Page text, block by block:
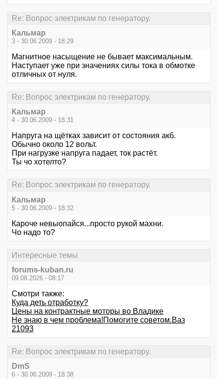
Re: Вопрос электрикам по генератору.
Кальмар
3 - 30.06.2009 - 18:29
Магнитное насыщение не бывает максимальным.
Наступает уже при значениях силы тока в обмотке
отличных от нуля.
Re: Вопрос электрикам по генератору.
Кальмар
4 - 30.06.2009 - 18:31
Напруга на щётках зависит от состояния акб.
Обычно около 12 вольт.
При нагрузке напруга падает, ток растёт.
Ты чо хотелто?
Re: Вопрос электрикам по генератору.
Кальмар
5 - 30.06.2009 - 18:32
Кароче невыопайся...просто рукой махни.
Чо надо то?
Интересные темы
forums-kuban.ru
09.08.2026 - 08:17
Смотри также:
Куда деть отработку?
Цены на контрактные моторы во Владике
Не знаю в чем проблема!Помогите советом.Ваз
21093
Re: Вопрос электрикам по генератору.
DmS
6 - 30.06.2009 - 18:38